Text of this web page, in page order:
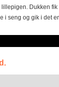
Dukken
i seng og gik i det